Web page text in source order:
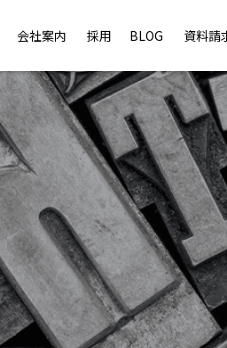
会社案内 採用 BLOG 資料請